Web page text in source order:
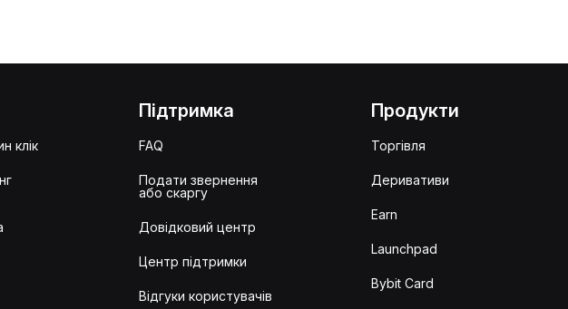
клік
Підтримка
FAQ
Подати звернення
або скаргу
Довідковий центр
Центр підтримки
Відгуки користувачів
Продукти
Торгівля
Деривативи
Earn
Launchpad
Bybit Card